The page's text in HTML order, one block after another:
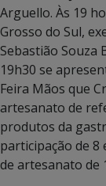
Arguello. Às 19
Grosso do Sul,
Sebastião Souza
19h30 se
Feira Mãos que
artesanato de
produtos da
participação de 8
de artesanato de